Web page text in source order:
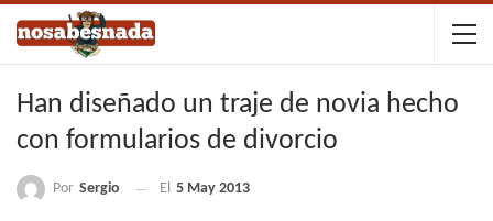
Han diseñado un traje de novia hecho
con formularios de divorcio
Por Sergio El 5 May 2013